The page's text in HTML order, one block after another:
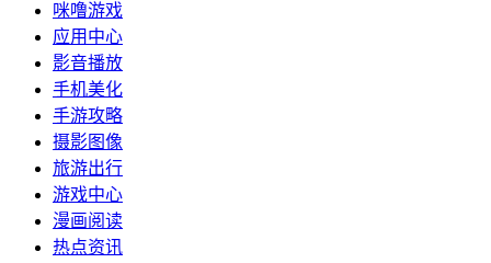
咪噜游戏
应用中心
影音播放
手机美化
手游攻略
摄影图像
旅游出行
游戏中心
漫画阅读
热点资讯